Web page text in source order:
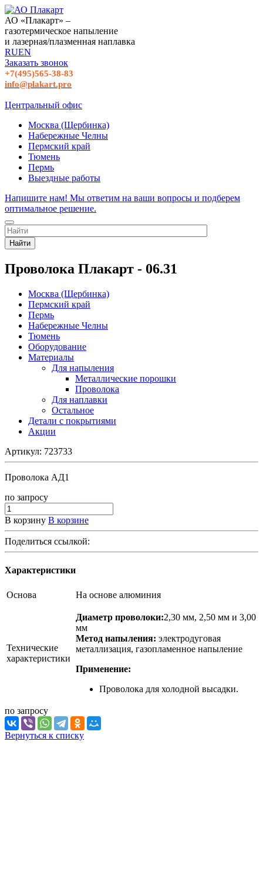
АО «Плакарт» –
газотермическое напыление
и лазерная/плазменная наплавка
RUEN
Заказать звонок
+7(495)565-38-83
info@plakart.pro
Центральный офис
Москва (Щербинка)
Набережные Челны
Пермский край
Тюмень
Пермь
Выездные работы
Напишите нам! Мы ответим на ваши вопросы и подберем
оптимальное решение.
Найти
Проволока Плакарт - 06.31
Москва (Щербинка)
Пермский край
Пермь
Набережные Челны
Тюмень
Оборудование
Материалы
Для напыления
Металлические порошки
Проволока
Для наплавки
Остальное
Детали с покрытиями
Акции
Артикул: 723733
Проволока АД1
по запросу
В корзину В корзине
Поделиться ссылкой:
Характеристики
Основа На основе алюминия
Технические
характеристики
Диаметр проволоки:2,30 мм, 2,50 мм и 3,00
мм
Метод напыления: электродуговая
металлизация, газопламенное напыление
Применение:
Проволока для холодной высадки.
по запросу
Вернуться к списку